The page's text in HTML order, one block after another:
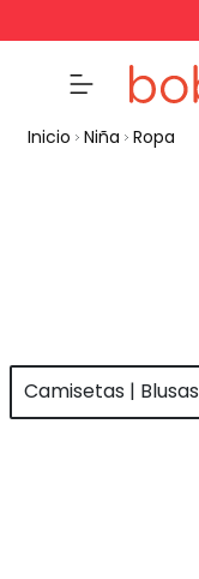
Inicio Niña Ropa
Camisetas | Blusas